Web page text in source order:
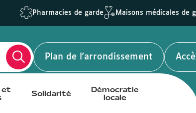
Pharmacies de garde Maisons médicales de
Plan de l'arrondissement
et
Solidarité
Démocratie
locale